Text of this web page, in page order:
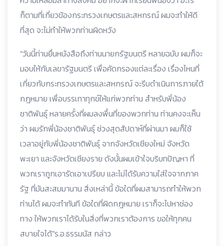
ก็ตามที่เกี่ยวข้องกระทรวงเกษตรและสหกรณ์ ผมจะทำให้ดี
ที่สุด จะไม่ทำให้พวกท่านผิดหวัง
“วันนี้ท่านยื่นหนังสือถึงท่านนายกรัฐมนตรี หลายฉบับ ผมก็จะ
มอบให้กับเลขารัฐมนตรี เพื่อคัดกรองแต่ละเรื่อง เรื่องไหนที่
เกี่ยวกับกระทรวงเกษตรและสหกรณ์ จะรีบดำเนินการภายใต้
กฎหมาย เพื่อบรรเทาทุกข์ให้แก่พวกท่าน สำหรับพี่น้อง
ชาติพันธุ์ หลายครั้งที่ผมลงพื้นที่ของพวกท่าน ท่านคงจะเห็น
ว่า ผมรักพี่น้องชาติพันธุ์ ช่วงสุดสัปดาห์ที่ผ่านมา ผมก็ใช้
เวลาอยู่กับพี่น้องชาติพันธุ์ จากจังหวัดเชียงใหม่ จังหวัด
พะเยา และจังหวัดเชียงราย ดังนั้นผมเข้าใจบริบทปัญหา ที่
พวกเราถูกเอารัดเอาเปรียบ และไม่ได้รับความใส่ใจจากภาค
รัฐ ที่มันสะสมมานาน สิ่งเหล่านี้ ข้อใดที่ผมสามารถทำให้พวก
ท่านได้ ผมจะทำทันที ข้อใดที่ผิดกฎหมาย เราก็จะไปหาช่อง
ทาง ให้พวกเราได้รับในสิ่งที่พวกเราต้องการ ขอให้ทุกคน
สบายใจได้”ร.อ.ธรรมนัส กล่าว